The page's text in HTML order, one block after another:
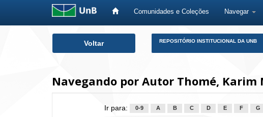
Comunidades e Coleções Navegar
Voltar REPOSITÓRIO INSTITUCIONAL DA UNB
Navegando por Autor Thomé, Karim
Ir para: 0-9 A B C D E F G